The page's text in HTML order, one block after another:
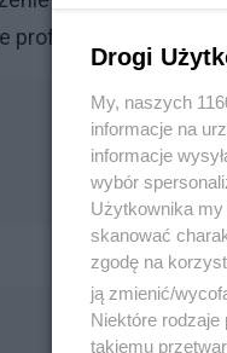
profil o lotnictwie
Drogi
My, naszych
informacje na
informacje
wybór
Użytkownika
skanować
zgodę na
ją zmienić/
Niektóre
takiemu